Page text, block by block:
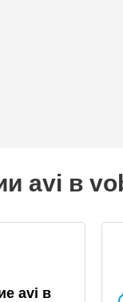
avi в
avi в